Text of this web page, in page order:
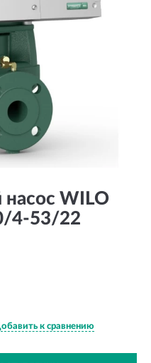
WILO
4-53/22
к сравнению